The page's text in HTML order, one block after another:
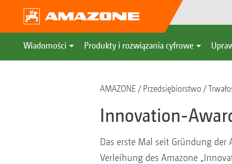
Wiadomości Produkty i rozwiązania cyfrowe
AMAZONE Przedsiębiorstwo
Innovation-
Das erste Mal seit Gründung
Verleihung des Amazone